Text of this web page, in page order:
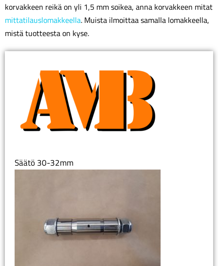
korvakkeen reikä on yli 1,5 mm soikea, anna korvakkeen mitat
mittatilauslomakkeella. Muista ilmoittaa samalla lomakkeella,
mistä tuotteesta on kyse.
Säätö 30-32mm